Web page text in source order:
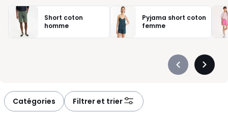
Short coton
homme
Pyjama short coton
femme
Précédent
Catégories Filtrer et trier